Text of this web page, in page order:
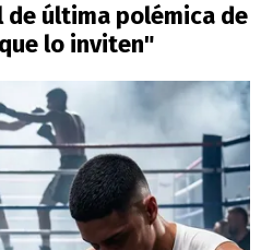
de última polémica de
lo inviten"